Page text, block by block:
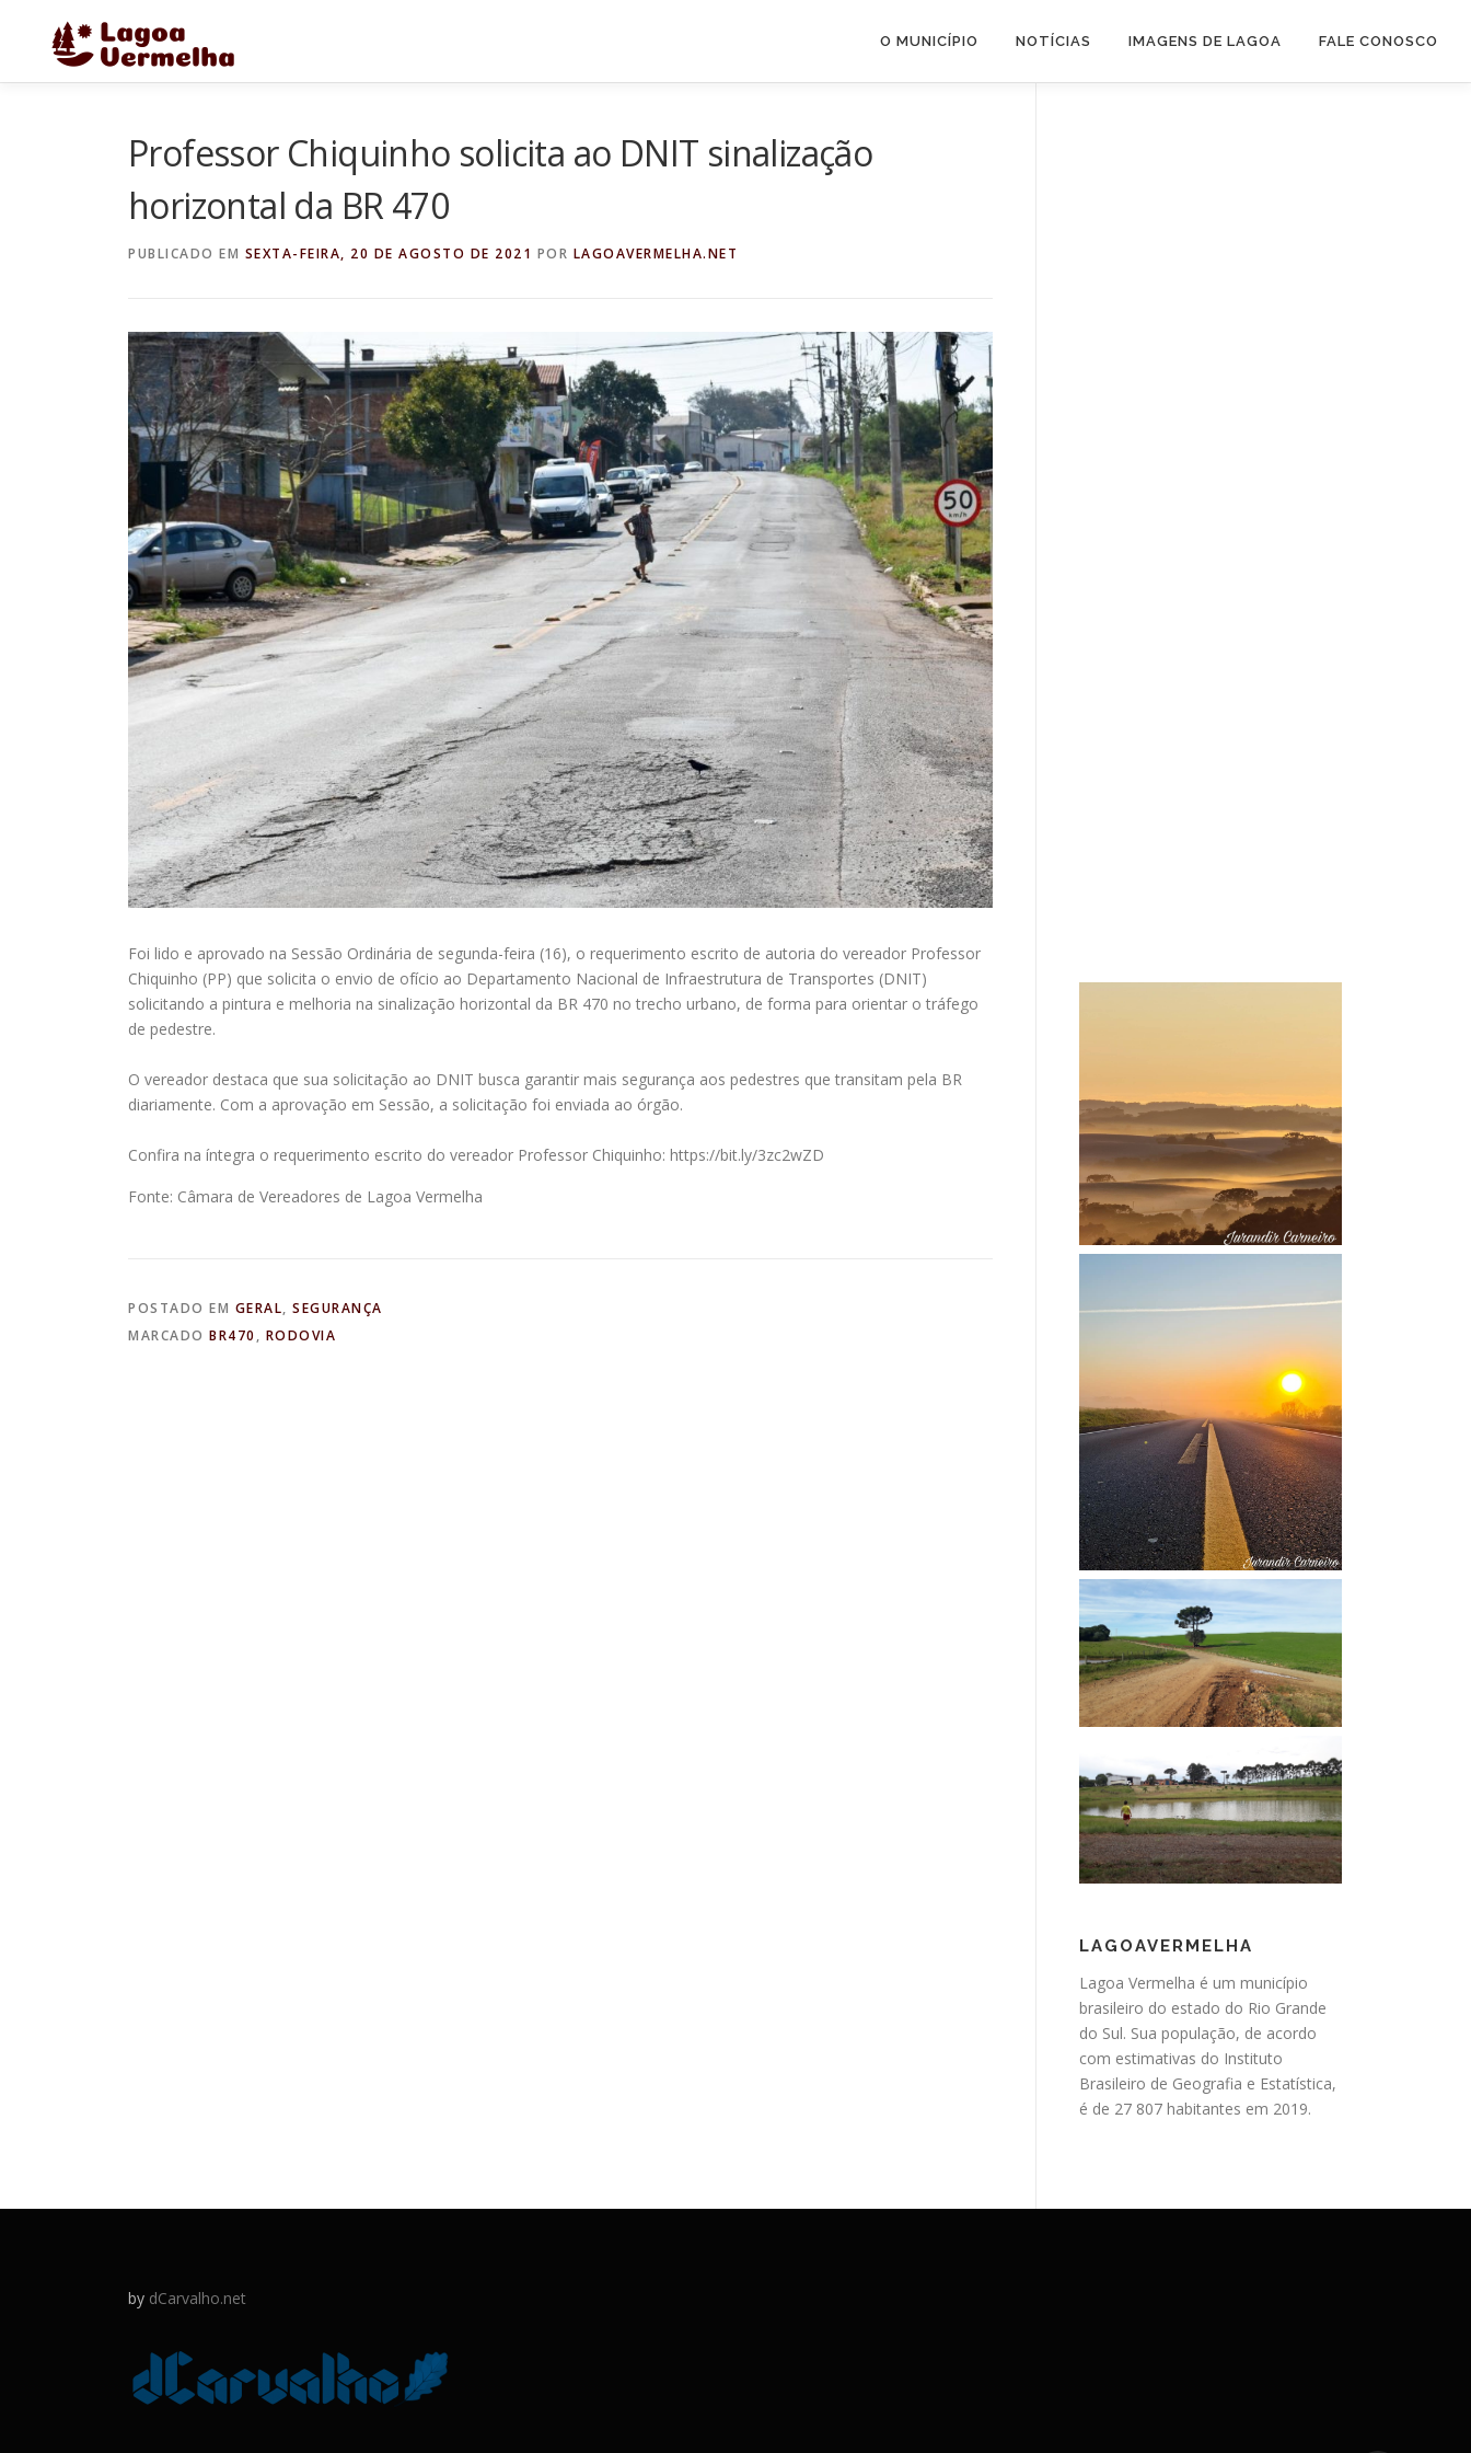
conteúdo
O MUNICÍPIO NOTÍCIAS IMAGENS DE LAGOA FALE CONOSCO
Professor Chiquinho solicita ao DNIT sinalização
horizontal da BR 470
PUBLICADO EM SEXTA-FEIRA, 20 DE AGOSTO DE 2021 POR LAGOAVERMELHA.NET
Foi lido e aprovado na Sessão Ordinária de segunda-feira (16), o requerimento escrito de autoria do vereador Professor
Chiquinho (PP) que solicita o envio de ofício ao Departamento Nacional de Infraestrutura de Transportes (DNIT)
solicitando a pintura e melhoria na sinalização horizontal da BR 470 no trecho urbano, de forma para orientar o tráfego
de pedestre.
O vereador destaca que sua solicitação ao DNIT busca garantir mais segurança aos pedestres que transitam pela BR
diariamente. Com a aprovação em Sessão, a solicitação foi enviada ao órgão.
Confira na íntegra o requerimento escrito do vereador Professor Chiquinho: https://bit.ly/3zc2wZD
Fonte: Câmara de Vereadores de Lagoa Vermelha
POSTADO EM GERAL, SEGURANÇA
MARCADO BR470 , RODOVIA
LAGOAVERMELHA
Lagoa Vermelha é um município
brasileiro do estado do Rio Grande
do Sul. Sua população, de acordo
com estimativas do Instituto
Brasileiro de Geografia e Estatística,
é de 27 807 habitantes em 2019.
by dCarvalho.net